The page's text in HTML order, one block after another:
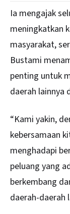
Ia mengajak
meningkatkan
masyarakat,
Bustami
penting untuk
daerah lainnya
“Kami yakin,
kebersamaan
menghadapi
peluang yang
berkembang
daerah-daerah